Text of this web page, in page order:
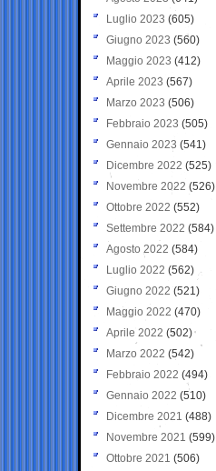
Luglio 2023 (605)
Giugno 2023 (560)
Maggio 2023 (412)
Aprile 2023 (567)
Marzo 2023 (506)
Febbraio 2023 (505)
Gennaio 2023 (541)
Dicembre 2022 (525)
Novembre 2022 (526)
Ottobre 2022 (552)
Settembre 2022 (584)
Agosto 2022 (584)
Luglio 2022 (562)
Giugno 2022 (521)
Maggio 2022 (470)
Aprile 2022 (502)
Marzo 2022 (542)
Febbraio 2022 (494)
Gennaio 2022 (510)
Dicembre 2021 (488)
Novembre 2021 (599)
Ottobre 2021 (506)